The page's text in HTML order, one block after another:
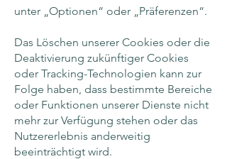
unter „Optionen“ oder „Präferenzen“.
Das Löschen unserer Cookies oder die
Deaktivierung zukünftiger Cookies
oder Tracking-Technologien kann zur
Folge haben, dass bestimmte Bereiche
oder Funktionen unserer Dienste nicht
mehr zur Verfügung stehen oder das
Nutzererlebnis anderweitig
beeinträchtigt wird.